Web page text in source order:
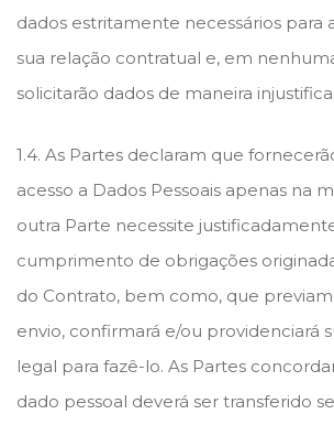
dados estritamente necessários para
sua relação contratual e, em
solicitarão dados de maneira
1.4. As Partes declaram que
acesso a Dados Pessoais apenas na
outra Parte necessite
cumprimento de obrigações
do Contrato, bem como, que
envio, confirmará e/ou providenciará
legal para fazê-lo. As Partes
dado pessoal deverá ser transferido